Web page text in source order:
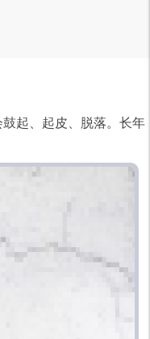
起、起皮、脱落。长年